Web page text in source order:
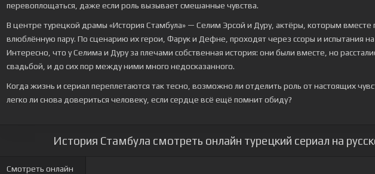
перевоплощаться, даже если роль вызывает смешанные чувства.
В центре турецкой драмы «История Стамбула» — Селим Эрсой и Дуру, актёры, которым вместе
влюблённую пару. По сценарию их герои, Фарук и Дефне, проходят через ссоры и испытания на
Интересно, что у Селима и Дуру за плечами собственная история: они были вместе, но
свадьбой, и до сих пор между ними много недосказанного.
Когда жизнь и сериал переплетаются так тесно, возможно ли отделить роль от настоящих
легко ли снова довериться человеку, если сердце всё ещё помнит обиду?
История Стамбула смотреть онлайн турецкий сериал на
Смотреть онлайн